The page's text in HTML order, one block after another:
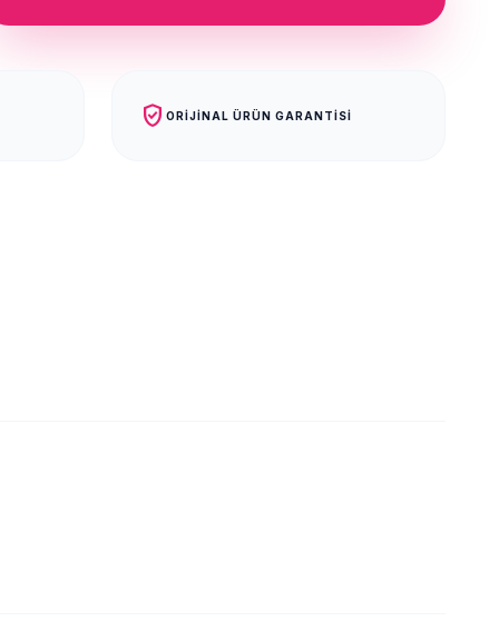
verified_user ORIJINAL ÜRÜN GARANTISI